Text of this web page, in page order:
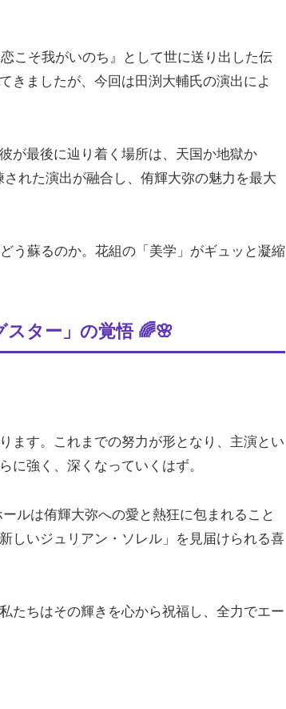
こそ我がいのち』として世に送り出した伝
きましたが、今回は田渕大輔氏の演出によ
が最後に辿り着く場所は、天国か地獄か
れた演出が融合し、侑輝大弥の魅力を最大
う蘇るのか。花組の「美学」がギュッと凝縮
ター」の覚悟 🌈🌸
ます。これまでの努力が形となり、主演とい
に強く、深くなっていくはず。
ルは侑輝大弥への愛と熱狂に包まれること
しいジュリアン・ソレル」を見届けられる喜
たちはその輝きを心から祝福し、全力でエー